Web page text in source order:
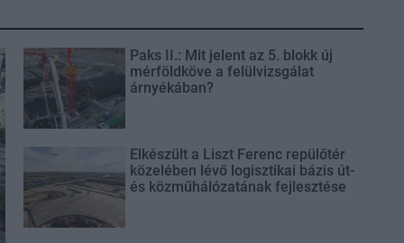
Paks II.: Mit jelent az 5. blokk új
mérföldköve a felülvizsgálat
árnyékában?
Elkészült a Liszt Ferenc repülőtér
közelében lévő logisztikai bázis út-
és közműhálózatának fejlesztése